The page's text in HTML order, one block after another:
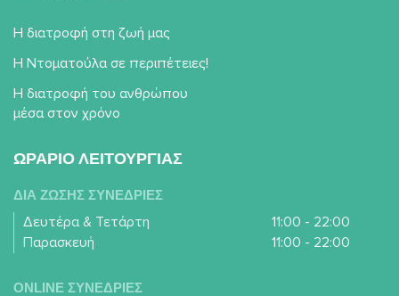
Η διατροφή στη ζωή μας
Η Ντοματούλα σε περιπέτειες!
Η διατροφή του ανθρώπου
μέσα στον χρόνο
ΩΡΑΡΙΟ ΛΕΙΤΟΥΡΓΙΑΣ
ΔΙΑ ΖΩΣΗΣ ΣΥΝΕΔΡΙΕΣ
Δευτέρα & Τετάρτη
11:00 - 22:00
Παρασκευή
11:00 - 22:00
ONLINE ΣΥΝΕΔΡΙΕΣ